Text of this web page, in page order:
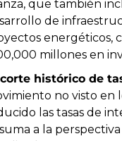
que también
de
energéticos,
millones en
histórico de
no visto en
las tasas de
a la